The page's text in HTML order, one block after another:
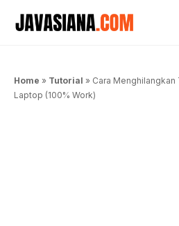
Home » Tutorial » Cara
Laptop (100% Work)